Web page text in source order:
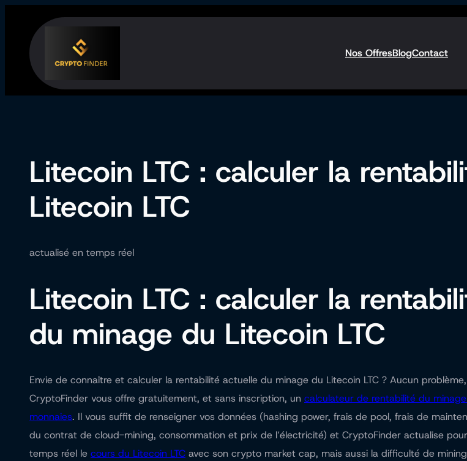
contenu
Nos OffresBlogContact
Litecoin LTC : calculer la
Litecoin LTC
actualisé en temps réel
Litecoin LTC : calculer la
du minage du Litecoin LTC
Envie de connaître et calculer la rentabilité actuelle du minage du Litecoin LTC ? Aucun problème,
CryptoFinder vous offre gratuitement, et sans inscription, un calculateur de rentabilité du
monnaies. Il vous suffit de renseigner vos données (hashing power, frais de pool, frais de
du contrat de cloud-mining, consommation et prix de l’électricité) et CryptoFinder actualise
temps réel le cours du Litecoin LTC avec son crypto market cap, mais aussi la difficulté de